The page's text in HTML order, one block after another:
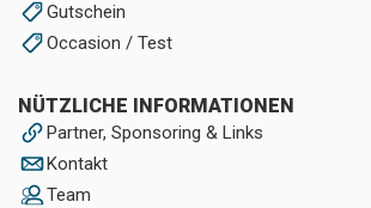
Gutschein
Occasion / Test
NÜTZLICHE INFORMATIONEN
Partner, Sponsoring & Links
Kontakt
Team